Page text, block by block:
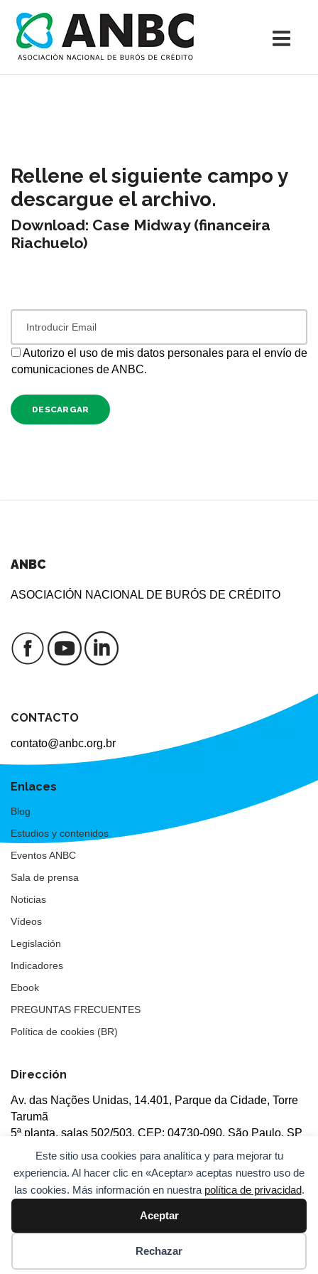
Este sitio usa cookies para analítica y para mejorar tu
experiencia. Al hacer clic en «Aceptar» aceptas nuestro uso de
las cookies. Más información en nuestra política de privacidad.
Aceptar
Rechazar
Rellene el siguiente campo y
descargue el archivo.
Download: Case Midway (financeira
Riachuelo)
Autorizo el uso de mis datos personales para el envío de
comunicaciones de ANBC.
DESCARGAR
ANBC
ASOCIACIÓN NACIONAL DE BURÓS DE CRÉDITO
CONTACTO
contato@anbc.org.br
Enlaces
Blog
Estudios y contenidos
Eventos ANBC
Sala de prensa
Noticias
Vídeos
Legislación
Indicadores
Ebook
PREGUNTAS FRECUENTES
Política de cookies (BR)
Dirección
Av. das Nações Unidas, 14.401, Parque da Cidade, Torre
Tarumã
5ª planta, salas 502/503, CEP: 04730-090, São Paulo, SP
© 2026ANBC.Todos los derechos reservados.Mapa del